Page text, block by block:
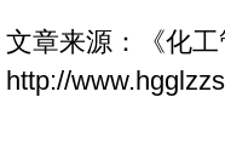
文章来源：
《化
http://